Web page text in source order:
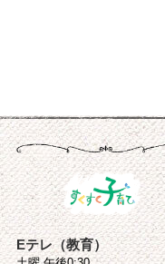
Eテレ（教育）